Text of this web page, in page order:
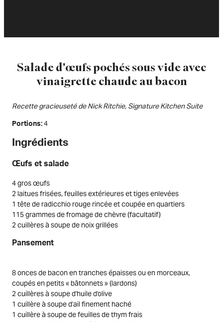
Salade d'œufs pochés sous vide avec
vinaigrette chaude au bacon
Recette gracieuseté de Nick Ritchie, Signature Kitchen Suite
Portions 4
Ingrédients
Œufs et salade
4 gros œufs
2 laitues frisées, feuilles extérieures et tiges enlevées
1 tête de radicchio rouge rincée et coupée en quartiers
115 grammes de fromage de chèvre (facultatif)
2 cuillères à soupe de noix grillées
Pansement
8 onces de bacon en tranches épaisses ou en morceaux,
coupés en petits « bâtonnets » (lardons)
2 cuillères à soupe d'huile d'olive
1 cuillère à soupe d'ail finement haché
1 cuillère à soupe de feuilles de thym frais